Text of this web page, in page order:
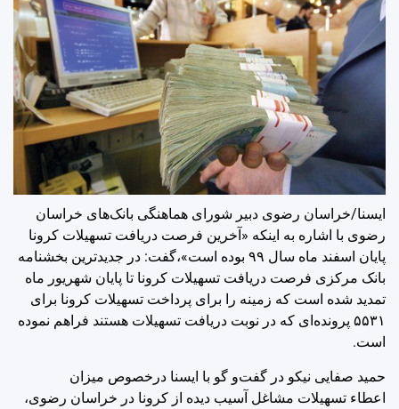
ایسنا/خراسان رضوی دبیر شورای هماهنگی بانک‌های خراسان
رضوی با اشاره به اینکه «آخرین فرصت دریافت تسهیلات کرونا
پایان اسفند ماه سال ۹۹ بوده است»،گفت: در جدیدترین بخشنامه
بانک مرکزی فرصت دریافت تسهیلات کرونا تا پایان شهریور ماه
تمدید شده است که زمینه را برای پرداخت تسهیلات کرونا برای
۵۵۳۱ پرونده‌ای که در نوبت دریافت تسهیلات هستند فراهم نموده
است.
حمید صفایی نیکو در گفت‌و ‌گو با ایسنا درخصوص میزان
اعطاء تسهیلات‌ مشاغل آسیب دیده از کرونا در خراسان رضوی،